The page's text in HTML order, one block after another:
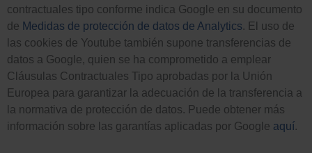
contractuales tipo conforme indica Google en su documento
de Medidas de protección de datos de Analytics. El uso de
las cookies de Youtube también supone transferencias de
datos a Google, quien se ha comprometido a emplear
Cláusulas Contractuales Tipo aprobadas por la Unión
Europea para garantizar la adecuación de la transferencia a
la normativa de protección de datos. Puede obtener más
información sobre las garantías aplicadas por Google aquí.
Empleo